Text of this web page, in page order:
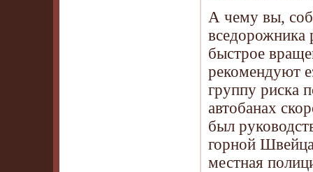
А чему вы,
вседорожника
быстрое
рекомендуют
группу риска
автобанах
был
горной
местная